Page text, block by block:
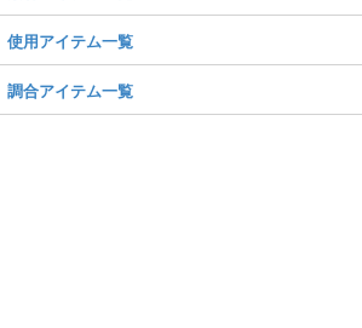
使用アイテム一覧
調合アイテム一覧